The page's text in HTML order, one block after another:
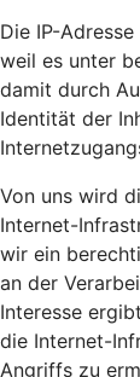
Die IP-
weil es unter
damit durch
Identität der
Von uns wird
Internet-
wir ein
an der
Interesse
die Internet-
Angriffs zu